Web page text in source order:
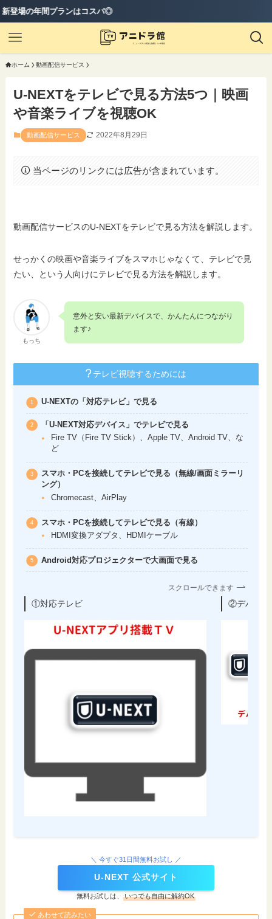
ランはコスパ◎
ホーム 動画配信サービス
U-NEXTをテレビで見る方法5つ｜映画
や音楽ライブを視聴OK
動画配信サービス 2022年8月29日
当ページのリンクには広告が含まれています。
動画配信サービスのU-NEXTをテレビで見る方法を解説します。
せっかくの映画や音楽ライブをスマホじゃなくて、テレビで見
たい、という人向けにテレビで見る方法を解説します。
もっち
意外と安い最新デバイスで、かんたんにつながり
ます♪
テレビ視聴するためには
U-NEXTの「対応テレビ」で見る
「U-NEXT対応デバイス」でテレビで見る
Fire TV（Fire TV Stick）、Apple TV、Android TV、な
ど
スマホ・PCを接続してテレビで見る（無線/画面ミラーリ
ング）
Chromecast、AirPlay
スマホ・PCを接続してテレビで見る（有線）
HDMI変換アダプタ、HDMIケーブル
Android対応プロジェクターで大画面で見る
スクロールできます
①対応テレビ ②デバイス
＼ 今すぐ31日間無料お試し ／
U-NEXT 公式サイト
無料お試しは、 いつでも自由に解約OK
あわせて読みたい